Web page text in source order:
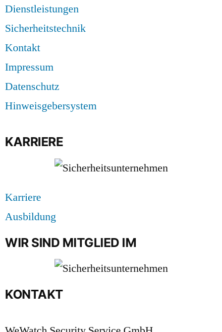
Dienstleistungen
Sicherheitstechnik
Kontakt
Impressum
Datenschutz
Hinweisgebersystem
KARRIERE
Karriere
Ausbildung
WIR SIND MITGLIED IM
KONTAKT